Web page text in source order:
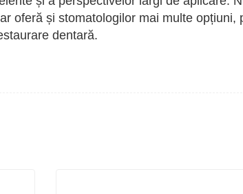
oferă și stomatologilor mai multe opțiuni,
dentară.